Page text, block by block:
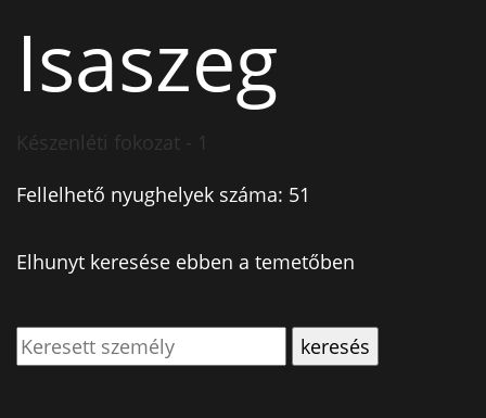
Isaszeg
Készenléti fokozat - 1
Fellelhető nyughelyek száma: 51
Elhunyt keresése ebben a temetőben